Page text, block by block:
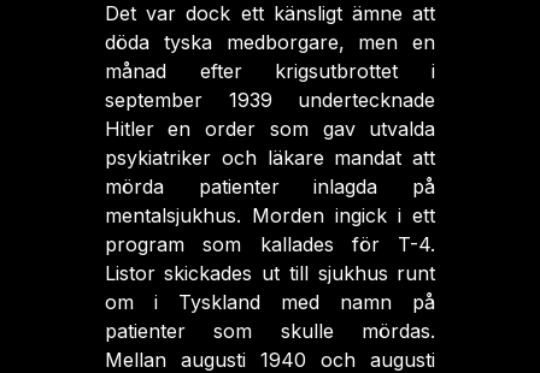
Det var dock ett känsligt ämne att
döda tyska medborgare, men en
månad efter krigsutbrottet i
september 1939 undertecknade
Hitler en order som gav utvalda
psykiatriker och läkare mandat att
mörda patienter inlagda på
mentalsjukhus. Morden ingick i ett
program som kallades för T-4.
Listor skickades ut till sjukhus runt
om i Tyskland med namn på
patienter som skulle mördas.
Mellan augusti 1940 och augusti